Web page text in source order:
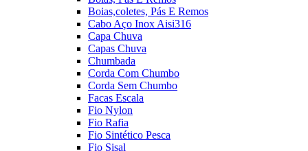
Boias,coletes, Pás E Remos
Cabo Aço Inox Aisi316
Capa Chuva
Capas Chuva
Chumbada
Corda Com Chumbo
Corda Sem Chumbo
Facas Escala
Fio Nylon
Fio Rafia
Fio Sintético Pesca
Fio Sisal